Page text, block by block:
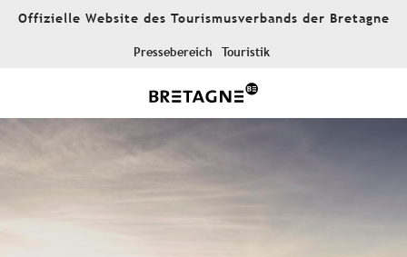
AllerOffizielle Website des Tourismusverbands der Bretagne
Pressebereich Touristik